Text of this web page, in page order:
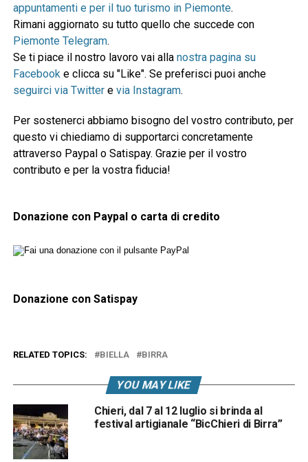
appuntamenti e per il tuo turismo in Piemonte.
Rimani aggiornato su tutto quello che succede con
Piemonte Telegram.
Se ti piace il nostro lavoro vai alla nostra pagina su
Facebook e clicca su "Like". Se preferisci puoi anche
seguirci via Twittere via Instagram.
Per sostenerci abbiamo bisogno del vostro contributo, per
questo vi chiediamo di supportarci concretamente
attraverso Paypal o Satispay. Grazie per il vostro
contributo e per la vostra fiducia!
Donazione con Paypal o carta di credito
Donazione con Satispay
RELATED TOPICS: BIELLA BIRRA
YOU MAY LIKE
Chieri, dal 7 al 12 luglio si brinda al
festival artigianale “BicChieri di Birra”